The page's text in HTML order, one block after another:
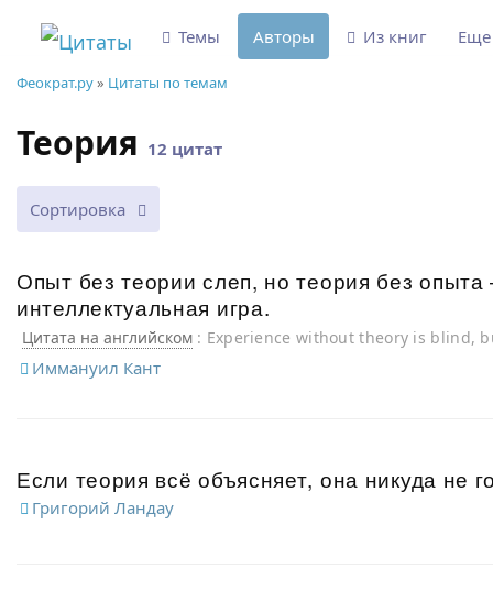
Феократ.ру» Цитаты по темам
Теория 12 цитат
Сортировка
Опыт без теории слеп, но теория без
интеллектуальная игра.
Цитата на английском : Experience without theory is blind,
experience is mere intellectual play.
Иммануил Кант
Если теория всё объясняет, она никуда не
Григорий Ландау
Темы Авторы Из книг